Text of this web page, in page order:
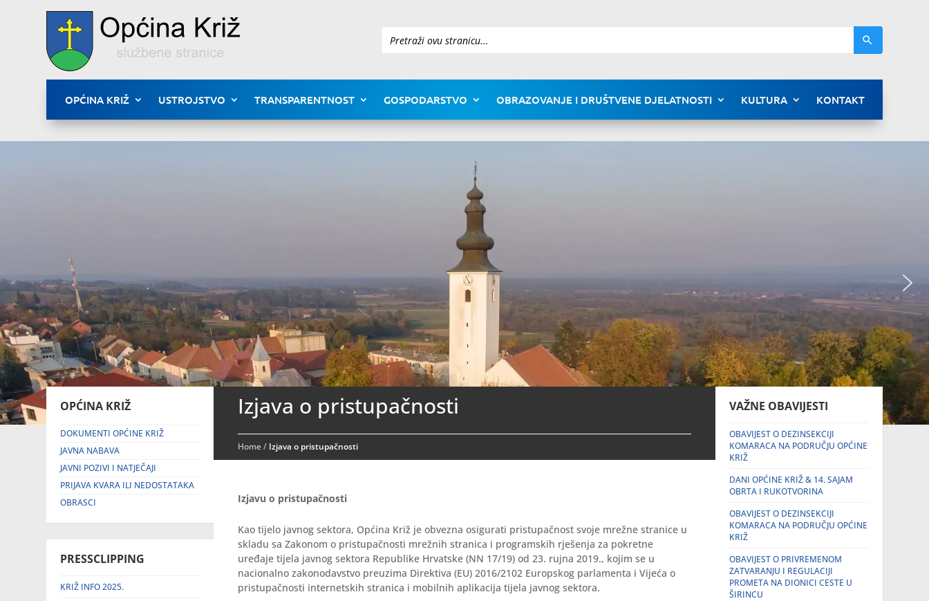
Pretraži
OPĆINA KRIŽ USTROJSTVO TRANSPARENTNOST GOSPODARSTVO OBRAZOVANJE I DRUŠTVENE DJELATNOSTI KULTURA KONTAKT
OPĆINA KRIŽ
DOKUMENTI OPĆINE KRIŽ
JAVNA NABAVA
JAVNI POZIVI I NATJEČAJI
PRIJAVA KVARA ILI NEDOSTATAKA
OBRASCI
PRESSCLIPPING
KRIŽ INFO 2025.
Izjava o pristupačnosti
Home/ Izjava o pristupačnosti
Izjavu o pristupačnosti
Kao tijelo javnog sektora, Općina Križ je obvezna osigurati pristupačnost svoje mrežne stranice u
skladu sa Zakonom o pristupačnosti mrežnih stranica i programskih rješenja za pokretne
uređaje tijela javnog sektora Republike Hrvatske (NN 17/19) od 23. rujna 2019., kojim se u
nacionalno zakonodavstvo preuzima Direktiva (EU) 2016/2102 Europskog parlamenta i Vijeća o
pristupačnosti internetskih stranica i mobilnih aplikacija tijela javnog sektora.
VAŽNE OBAVIJESTI
OBAVIJEST O DEZINSEKCIJI
KOMARACA NA PODRUČJU OPĆINE
KRIŽ
DANI OPĆINE KRIŽ & 14. SAJAM
OBRTA I RUKOTVORINA
OBAVIJEST O DEZINSEKCIJI
KOMARACA NA PODRUČJU OPĆINE
KRIŽ
OBAVIJEST O PRIVREMENOM
ZATVARANJU I REGULACIJI
PROMETA NA DIONICI CESTE U
ŠIRINCU